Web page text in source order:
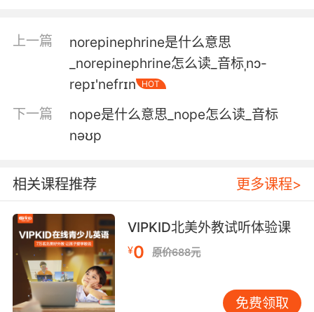
for a month.
看北欧犯罪剧 吃了一个月的薯片
5. But if my Irma were to tragically
predecease me, that Nordic goddess would
certainly improve the gene pool.
那位北欧女神 改善一下我家族的基因
6. Yeah, well, nothing says "I'm multicultural"
like my rich, blond, Nordic daughter.
是啊 没有什么比我的白富美千金 更能说明我支持
多元文化了
上一篇
norepinephrine是什么意思
_norepinephrine怎么读_音标ˌnɔ-
repɪ'nefrɪn
HOT
下一篇
nope是什么意思_nope怎么读_音标
nəʊp
相关课程推荐 更多课程>
VIPKID北美外教试听体验课
¥0 原价688元
免费领取